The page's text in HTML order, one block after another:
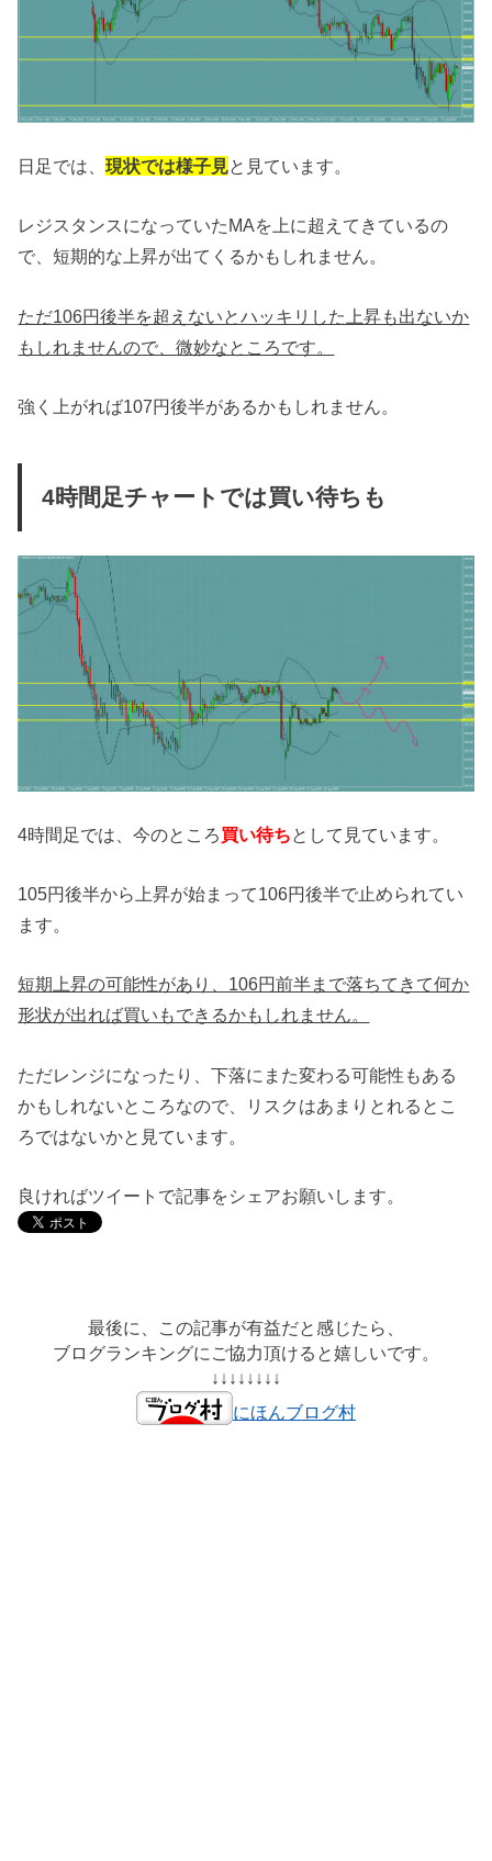
日足では、現状では様子見と見ています。
レジスタンスになっていたMAを上に超えてきているの
で、短期的な上昇が出てくるかもしれません。
ただ106円後半を超えないとハッキリした上昇も出ないか
もしれませんので、微妙なところです。
強く上がれば107円後半があるかもしれません。
4時間足チャートでは買い待ちも
4時間足では、今のところ買い待ちとして見ています。
105円後半から上昇が始まって106円後半で止められてい
ます。
短期上昇の可能性があり、106円前半まで落ちてきて何か
形状が出れば買いもできるかもしれません。
ただレンジになったり、下落にまた変わる可能性もある
かもしれないところなので、リスクはあまりとれるとこ
ろではないかと見ています。
良ければツイートで記事をシェアお願いします。
最後に、この記事が有益だと感じたら、
ブログランキングにご協力頂けると嬉しいです。
↓↓↓↓↓↓↓↓
にほんブログ村